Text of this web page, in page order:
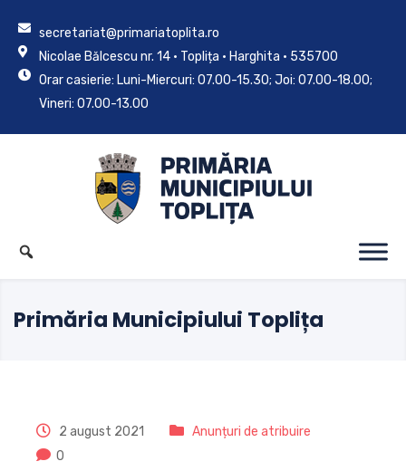
secretariat@primariatoplita.ro
Nicolae Bălcescu nr. 14 • Toplița • Harghita • 535700
Orar casierie: Luni-Miercuri: 07.00-15.30; Joi: 07.00-18.00;
Vineri: 07.00-13.00
Primăria Municipiului Toplița
2 august 2021
Anunțuri de atribuire
0